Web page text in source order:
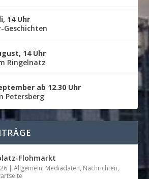
14 Uhr
Geschichten
14 Uhr
Ringelnatz
ab 12.30 Uhr
Petersberg
Flohmarkt
|Allgemein, Mediadaten, Nachrichten,